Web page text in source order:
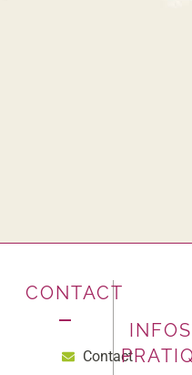
CONTACT
Contact
INFOS